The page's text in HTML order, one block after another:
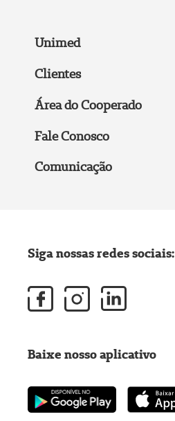
Unimed
Clientes
Área do Cooperado
Fale Conosco
Comunicação
Siga nossas redes sociais:
Baixe nosso aplicativo